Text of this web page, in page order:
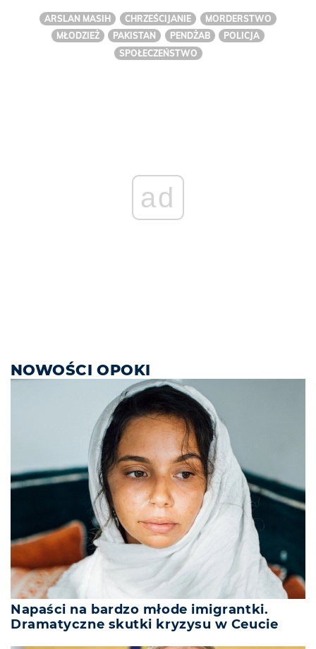
ARSLAN MASIH CHRZEŚCIJANIE
MORDERSTWO
MŁODZIEŻ
PAKISTAN PENDŻAB
POLICJA
SPOŁECZEŃSTWO
ad
NOWOŚCI OPOKI
Napaści na bardzo młode imigrantki.
Dramatyczne skutki kryzysu w Ceucie